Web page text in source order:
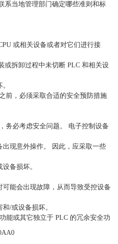
系当地管理部门确定哪些准则和标
或相关设备或者对它们进行接
或拆卸过程中未切断 PLC 和相关设
前，必须采取合适的安全预防措施
务必考虑安全问题。 电子控制设备
出现意外操作。 因此，应采取一些
备损坏。
能会出现故障，从而导致受控设备
/或设备损坏。
能或其它独立于 PLC 的冗余安全功